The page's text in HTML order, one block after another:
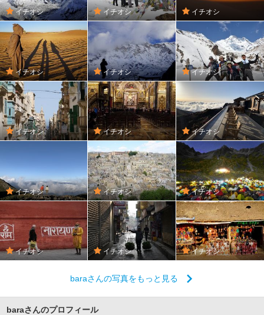
イチオシ イチオシ イチオシ
イチオシ イチオシ イチオシ
イチオシ イチオシ イチオシ
イチオシ イチオシ イチオシ
イチオシ イチオシ イチオシ
baraさんの写真をもっと見る
baraさんのプロフィール